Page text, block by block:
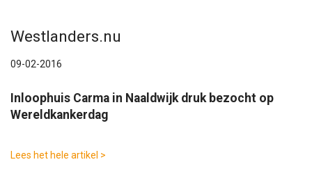
Westlanders.nu
09-02-2016
Inloophuis Carma in Naaldwijk druk bezocht op
Wereldkankerdag
Lees het hele artikel >